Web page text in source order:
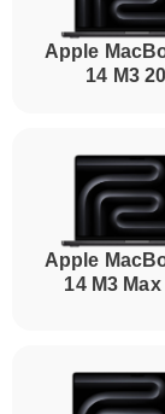
Apple
14 M3
Apple
14 M3